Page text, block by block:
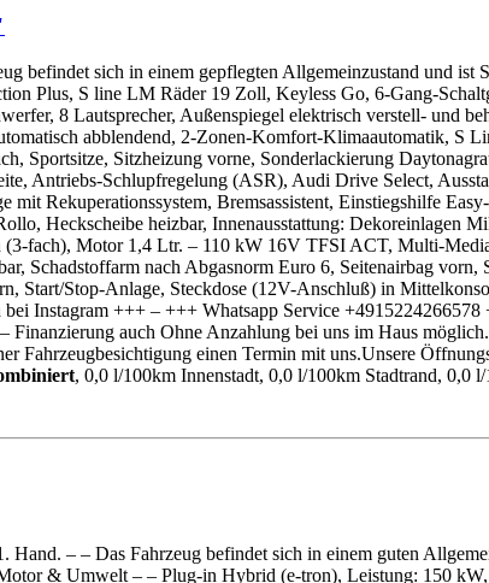
befindet sich in einem gepflegten Allgemeinzustand und
Plus, S line LM Räder 19 Zoll, Keyless Go, 6-Gang-
8 Lautsprecher, Außenspiegel elektrisch verstell- und
abblendend, 2-Zonen-Komfort-Klimaautomatik, S
Sportsitze, Sitzheizung vorne, Sonderlackierung
Antriebs-Schlupfregelung (ASR), Audi Drive Select,
Rekuperationssystem, Bremsassistent, Einstiegshilfe
Heckscheibe heizbar, Innenausstattung:
fach), Motor 1,4 Ltr. – 110 kW 16V TFSI ACT, Multi-
Schadstoffarm nach Abgasnorm Euro 6, Seitenairbag
Start/Stop-Anlage, Steckdose (12V-Anschluß) in
Instagram +++ – +++ Whatsapp Service
auch Ohne Anzahlung bei uns im Haus
Fahrzeugbesichtigung einen Termin mit uns.Unsere
, 0,0 l/100km Innenstadt, 0,0 l/100km Stadtrand, 0,0
– – Das Fahrzeug befindet sich in einem guten
& Umwelt – – Plug-in Hybrid (e-tron), Leistung: 150